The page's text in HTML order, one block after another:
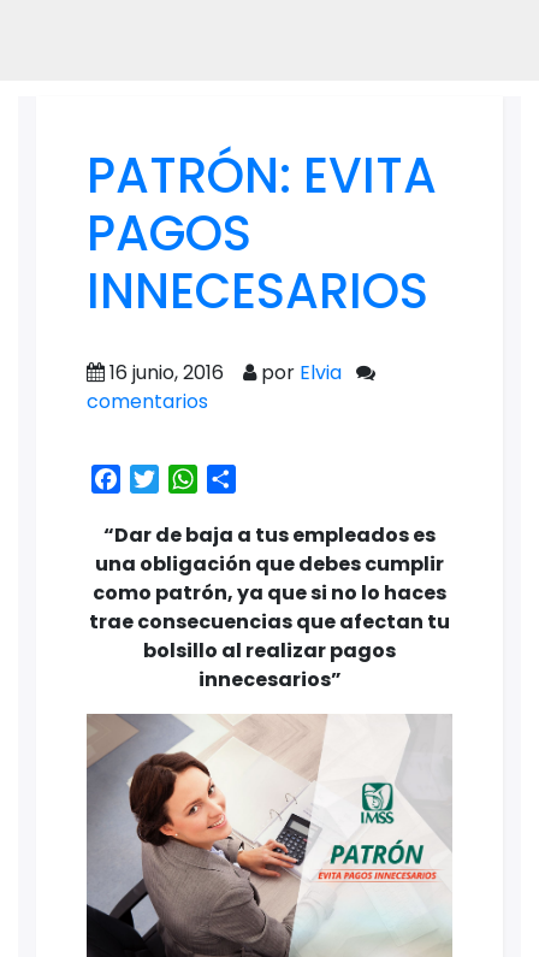
PATRÓN: EVITA
PAGOS
INNECESARIOS
16 junio, 2016 por Elvia
comentarios
Facebook
TwitterWhatsApp
“Dar de baja a tus empleados es
una obligación que debes cumplir
como patrón, ya que si no lo haces
trae consecuencias que afectan tu
bolsillo al realizar pagos
innecesarios”